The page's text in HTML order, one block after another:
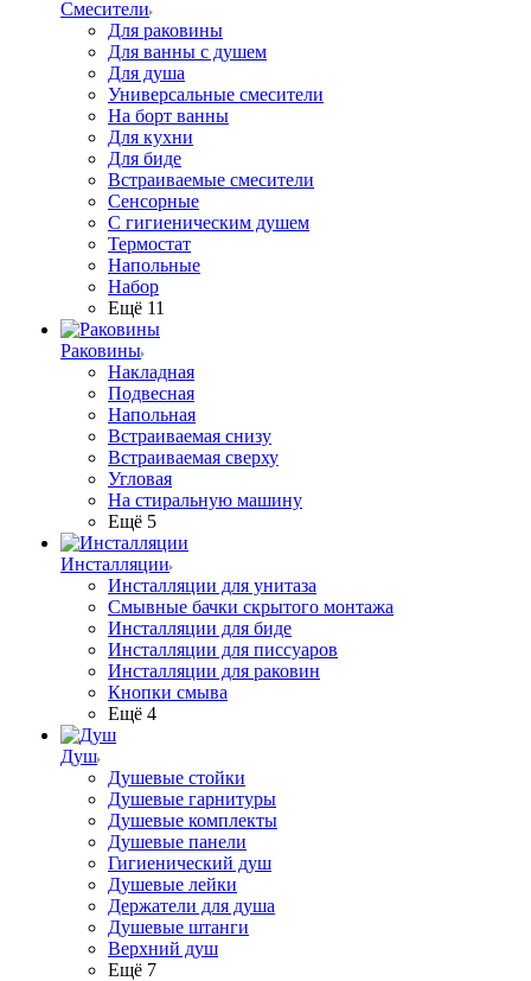
Смесители
Для раковины
Для ванны с душем
Для душа
Универсальные смесители
На борт ванны
Для кухни
Для биде
Встраиваемые смесители
Сенсорные
С гигиеническим душем
Термостат
Напольные
Набор
Ещё 11
Раковины
Накладная
Подвесная
Напольная
Встраиваемая снизу
Встраиваемая сверху
Угловая
На стиральную машину
Ещё 5
Инсталляции
Инсталляции для унитаза
Смывные бачки скрытого монтажа
Инсталляции для биде
Инсталляции для писсуаров
Инсталляции для раковин
Кнопки смыва
Ещё 4
Душ
Душевые стойки
Душевые гарнитуры
Душевые комплекты
Душевые панели
Гигиенический душ
Душевые лейки
Держатели для душа
Душевые штанги
Верхний душ
Ещё 7